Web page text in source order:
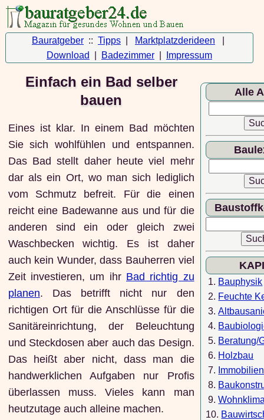
Bauratgeber :: Tipps Marktplatzderideen
Download
Badezimmer Impressum
Einfach ein Bad selber
bauen
Eines ist klar. In einem Bad möchten
Sie sich wohlfühlen und entspannen.
Das Bad stellt daher heute viel mehr
dar als ein Ort, wo man sich lediglich
vom Schmutz befreit. Für die einen
reicht eine Badewanne aus und für die
anderen sind ein oder gleich zwei
Waschbecken wichtig. Es ist daher
auch kein Wunder, dass Bauherren viel
Zeit investieren, um ihr Bad richtig zu
planen. Das betrifft nicht nur den
richtigen Ort für die Anschlüsse für die
Sanitäreinrichtung, der Beleuchtung
und Steckdosen aber auch das Design.
Das heißt aber nicht, dass man die
handwerklichen Aufgaben nur Profis
überlassen muss. Vieles kann man
heutzutage auch alleine machen.
Alle
1. Bauphysik
2. Feuchte
3.
4.
5. Beratung/
6. Holzbau
7. Immobilien
8.
9.
10.